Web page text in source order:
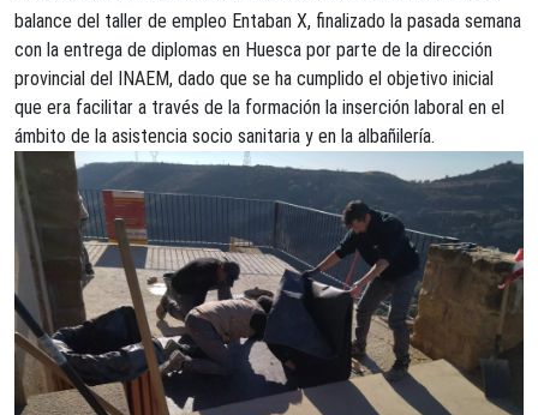
balance del taller de empleo Entaban X, finalizado la pasada semana
con la entrega de diplomas en Huesca por parte de la dirección
provincial del INAEM, dado que se ha cumplido el objetivo inicial
que era facilitar a través de la formación la inserción laboral en el
ámbito de la asistencia socio sanitaria y en la albañilería.